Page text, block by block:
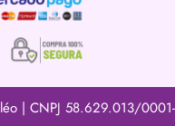
| CNPJ 58.629.013/